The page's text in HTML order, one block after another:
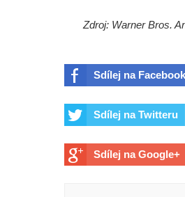
Zdroj: Warner Bros.
Sdílej na
Sdílej na Twitteru
Sdílej na Google+